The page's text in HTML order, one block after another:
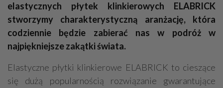
elastycznych płytek klinkierowych ELABRICK
stworzymy charakterystyczną aranżację, która
codziennie będzie zabierać nas w podróż w
najpiękniejsze zakątki świata.
Elastyczne płytki klinkierowe ELABRICK to cieszące
się dużą popularnością rozwiązanie gwarantujące